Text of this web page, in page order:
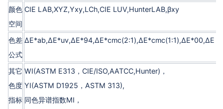
颜色
空间
CIE LAB,XYZ,Yxy,LCh,CIE LUV,HunterLAB,βxy
色差
公式
ΔE*ab,ΔE*uv,ΔE*94,ΔE*cmc(2:1),ΔE*cmc(1:1),ΔE*00,ΔE（
其它
色度
指标
WI(ASTM E313，CIE/ISO,AATCC,Hunter)，
YI(ASTM D1925，ASTM 313),
同色异谱指数MI，